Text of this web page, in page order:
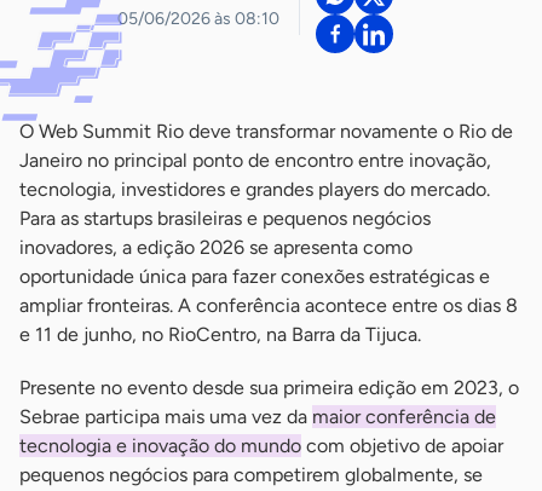
05/06/2026 às 08:10
O Web Summit Rio deve transformar novamente o Rio de
Janeiro no principal ponto de encontro entre inovação,
tecnologia, investidores e grandes players do mercado.
Para as startups brasileiras e pequenos negócios
inovadores, a edição 2026 se apresenta como
oportunidade única para fazer conexões estratégicas e
ampliar fronteiras. A conferência acontece entre os dias 8
e 11 de junho, no RioCentro, na Barra da Tijuca.
Presente no evento desde sua primeira edição em 2023, o
Sebrae participa mais uma vez da maior conferência de
tecnologia e inovação do mundo com objetivo de apoiar
pequenos negócios para competirem globalmente, se